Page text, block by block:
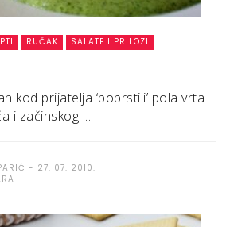
RUČAK SALATE I PRILOZI
kod prijatelja ‘pobrstili’ pola vrta
i začinskog ...
27. 07. 2010.